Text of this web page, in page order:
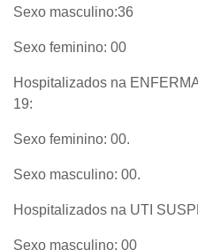
Sexo masculino:36
Sexo feminino: 00
Hospitalizados na
19:
Sexo feminino: 00.
Sexo masculino: 00.
Hospitalizados na UTI
Sexo masculino: 00